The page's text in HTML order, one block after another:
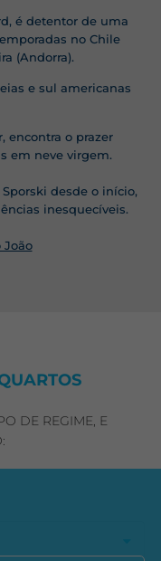
é detentor de uma
no Chile
(Andorra).
e sul americanas
encontra o prazer
em neve virgem.
desde o início,
inesquecíveis.
João
DE REGIME, E